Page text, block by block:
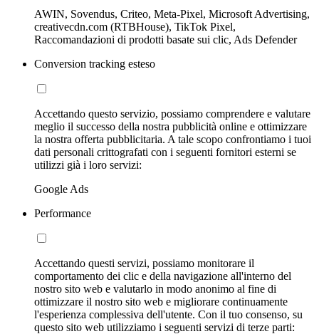
AWIN, Sovendus, Criteo, Meta-Pixel, Microsoft Advertising,
creativecdn.com (RTBHouse), TikTok Pixel,
Raccomandazioni di prodotti basate sui clic, Ads Defender
Conversion tracking esteso
Accettando questo servizio, possiamo comprendere e valutare
meglio il successo della nostra pubblicità online e ottimizzare
la nostra offerta pubblicitaria. A tale scopo confrontiamo i tuoi
dati personali crittografati con i seguenti fornitori esterni se
utilizzi già i loro servizi:
Google Ads
Performance
Accettando questi servizi, possiamo monitorare il
comportamento dei clic e della navigazione all'interno del
nostro sito web e valutarlo in modo anonimo al fine di
ottimizzare il nostro sito web e migliorare continuamente
l'esperienza complessiva dell'utente. Con il tuo consenso, su
questo sito web utilizziamo i seguenti servizi di terze parti: